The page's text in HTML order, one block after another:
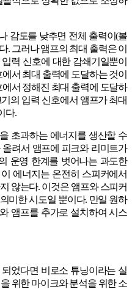
감도를 낮추면 전체 출력이(볼
. 그러나 앰프의 최대 출력은 이
력 신호에 대한 감쇄기일뿐이
서 최대 출력에 도달하는 것이
서 정해진 최대 출력에 도달하
의 입력 신호에서 앰프가 최대
다.
초과하는 에너지를 생산할 수
려서 앰프에 피크와 리미트가
운영 한계를 벗어나는 과도한
에너지는 온전히 스피커에서
않는다. 이것은 앰프와 스피커
미한 시도일 뿐이다. 만일 원하
앰프를 추가로 설치하여 시스
었다면 비로소 튜닝이라는 실
위한 마이크와 분석을 위한 소